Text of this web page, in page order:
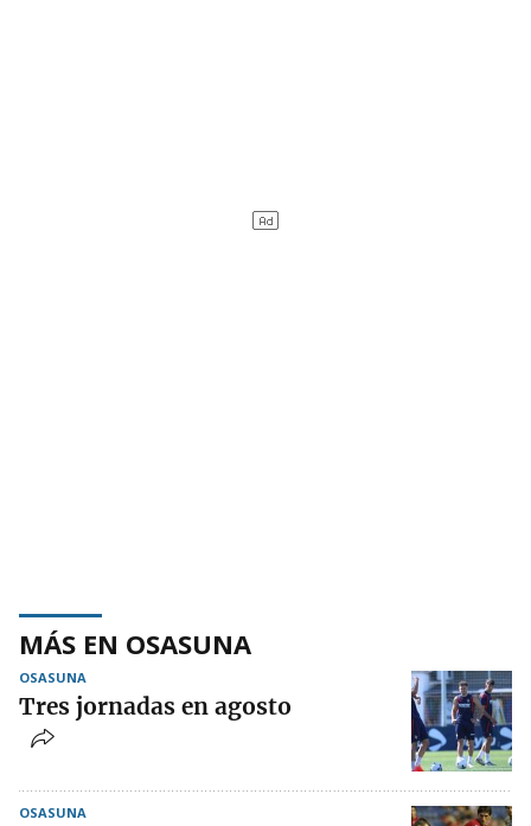
MÁS EN OSASUNA
OSASUNA
Tres jornadas en agosto
OSASUNA